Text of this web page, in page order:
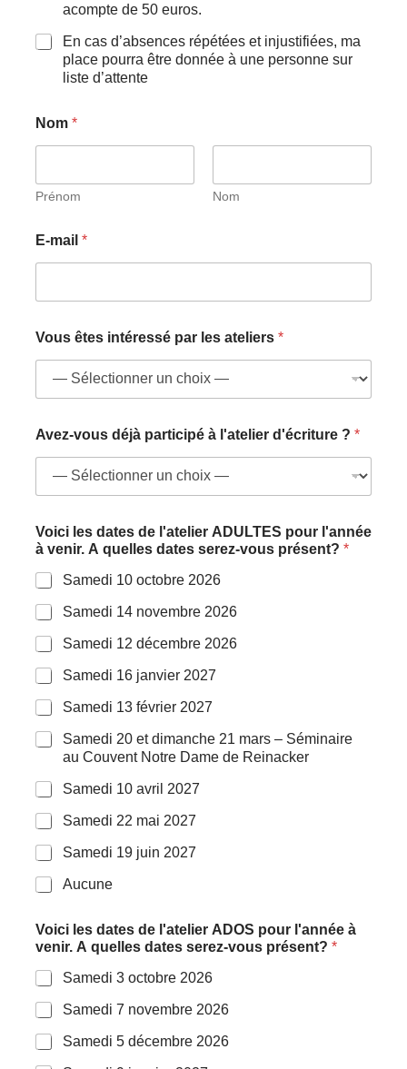
acompte de 50 euros.
En cas d’absences répétées et injustifiées, ma
place pourra être donnée à une personne sur
liste d’attente
Nom *
Prénom Nom
E-mail *
Vous êtes intéressé par les ateliers *
Avez-vous déjà participé à l'atelier d'écriture ? *
Voici les dates de l'atelier ADULTES pour l'année
à venir. A quelles dates serez-vous présent? *
Samedi 10 octobre 2026
Samedi 14 novembre 2026
Samedi 12 décembre 2026
Samedi 16 janvier 2027
Samedi 13 février 2027
Samedi 20 et dimanche 21 mars – Séminaire
au Couvent Notre Dame de Reinacker
Samedi 10 avril 2027
Samedi 22 mai 2027
Samedi 19 juin 2027
Aucune
'
a
n
n
é
e
*
L
Voici les dates de l'atelier ADOS pour l'année à
venir. A quelles dates serez-vous présent? *
Samedi 3 octobre 2026
Samedi 7 novembre 2026
Samedi 5 décembre 2026